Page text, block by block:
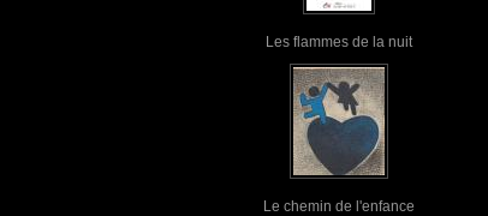
Les flammes de la nuit
Le chemin de l'enfance